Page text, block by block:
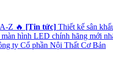
Z 🔥 [Tin tức] Thiết kế sân
màn hình LED chính hãng mới
ty Cổ phần Nội Thất Cơ Bản